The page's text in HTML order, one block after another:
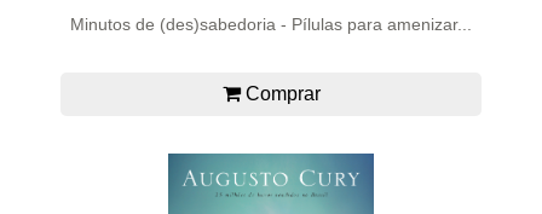
Minutos de (des)sabedoria - Pílulas para amenizar...
Comprar